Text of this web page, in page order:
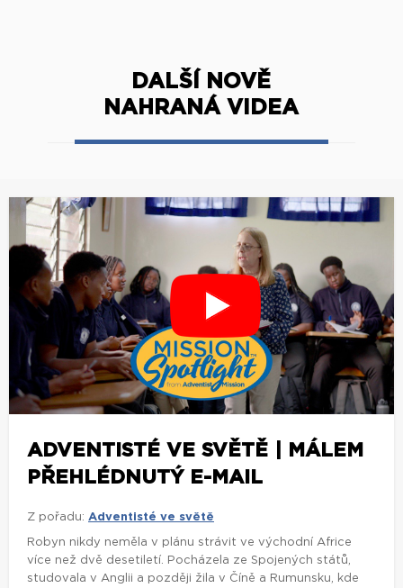
DALŠÍ NOVĚ
NAHRANÁ VIDEA
ADVENTISTÉ VE SVĚTĚ | MÁLEM
PŘEHLÉDNUTÝ E-MAIL
Z pořadu: Adventisté ve světě
Robyn nikdy neměla v plánu strávit ve východní Africe
více než dvě desetiletí. Pocházela ze Spojených států,
studovala v Anglii a později žila v Číně a Rumunsku, kde